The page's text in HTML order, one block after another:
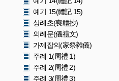
예기 15(禮記 15)
상례초(喪禮抄)
의례문(儀禮文)
가제잡의(家祭雜儀)
주례 1(周禮 1)
주례 2(周禮 2)
주례 3(周禮 3)